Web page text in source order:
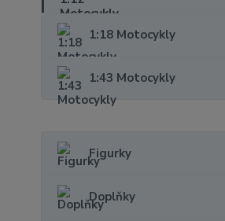
1:18 Motocykly
1:43 Motocykly
Figurky
Doplňky